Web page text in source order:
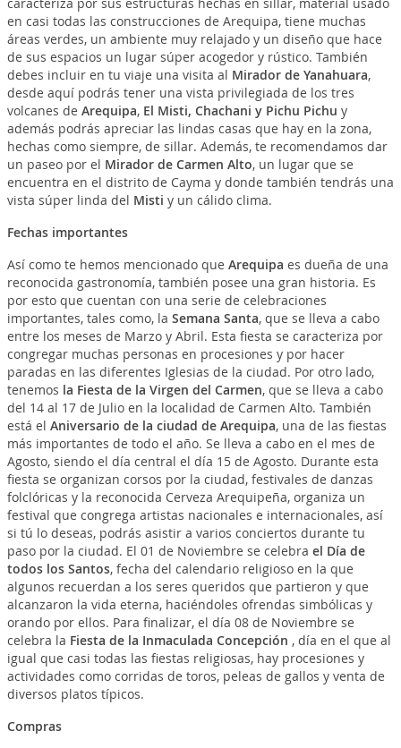
en casi todas las construcciones de Arequipa, tiene muchas
áreas verdes, un ambiente muy relajado y un diseño que hace
de sus espacios un lugar súper acogedor y rústico. También
debes incluir en tu viaje una visita al Mirador de Yanahuara,
desde aquí podrás tener una vista privilegiada de los tres
volcanes de Arequipa, El Misti, Chachani y Pichu Pichu y
además podrás apreciar las lindas casas que hay en la zona,
hechas como siempre, de sillar. Además, te recomendamos dar
un paseo por el Mirador de Carmen Alto, un lugar que se
encuentra en el distrito de Cayma y donde también tendrás una
vista súper linda del Misti y un cálido clima.
Fechas importantes
Así como te hemos mencionado que Arequipa es dueña de una
reconocida gastronomía, también posee una gran historia. Es
por esto que cuentan con una serie de celebraciones
importantes, tales como, la Semana Santa, que se lleva a cabo
entre los meses de Marzo y Abril. Esta fiesta se caracteriza por
congregar muchas personas en procesiones y por hacer
paradas en las diferentes Iglesias de la ciudad. Por otro lado,
tenemos la Fiesta de la Virgen del Carmen, que se lleva a cabo
del 14 al 17 de Julio en la localidad de Carmen Alto. También
está el Aniversario de la ciudad de Arequipa, una de las fiestas
más importantes de todo el año. Se lleva a cabo en el mes de
Agosto, siendo el día central el día 15 de Agosto. Durante esta
fiesta se organizan corsos por la ciudad, festivales de danzas
folclóricas y la reconocida Cerveza Arequipeña, organiza un
festival que congrega artistas nacionales e internacionales, así
si tú lo deseas, podrás asistir a varios conciertos durante tu
paso por la ciudad. El 01 de Noviembre se celebra el Día de
todos los Santos, fecha del calendario religioso en la que
algunos recuerdan a los seres queridos que partieron y que
alcanzaron la vida eterna, haciéndoles ofrendas simbólicas y
orando por ellos. Para finalizar, el día 08 de Noviembre se
celebra la Fiesta de la Inmaculada Concepción , día en el que al
igual que casi todas las fiestas religiosas, hay procesiones y
actividades como corridas de toros, peleas de gallos y venta de
diversos platos típicos.
Compras